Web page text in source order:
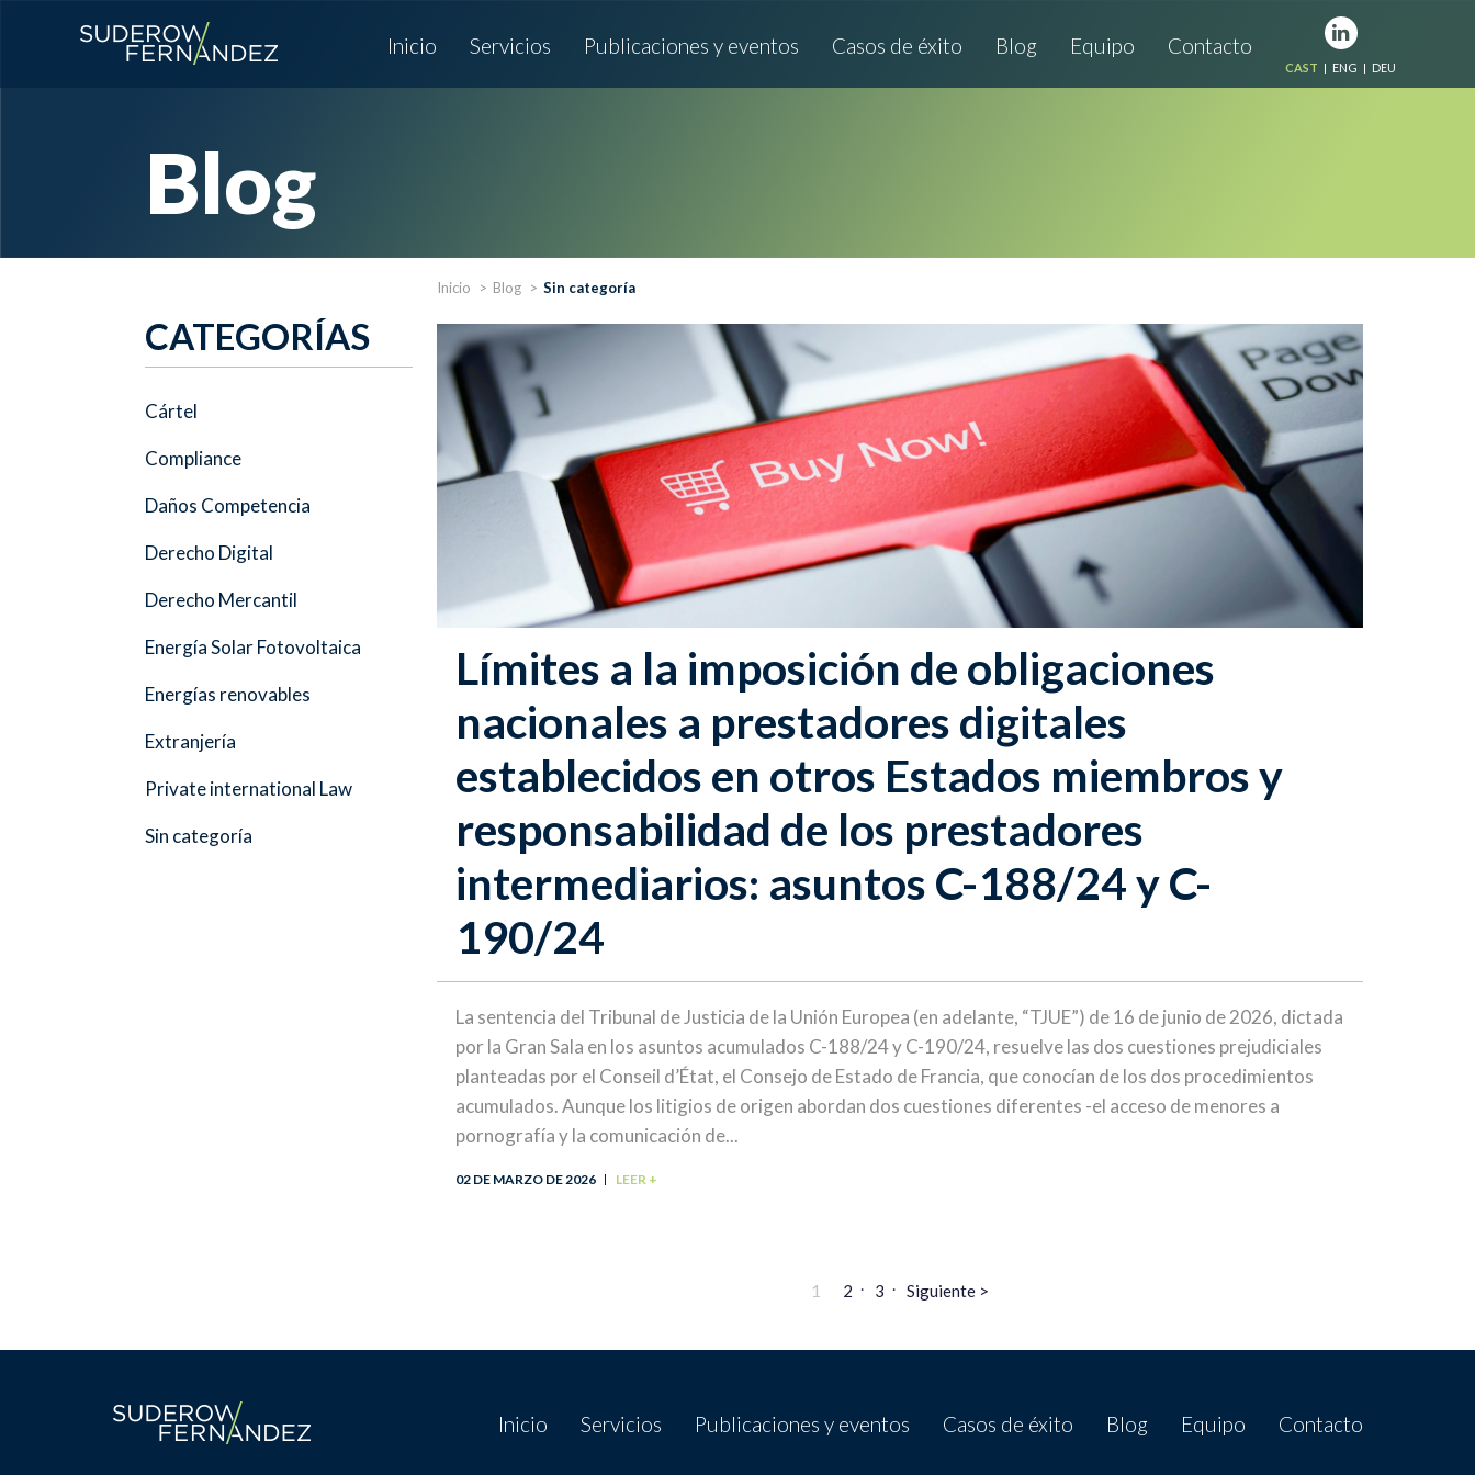
Inicio Servicios Publicaciones y eventos Casos de éxito Blog Equipo Contacto
CAST ENG DEU
Blog
CATEGORÍAS
Cártel
Compliance
Daños Competencia
Derecho Digital
Derecho Mercantil
Energía Solar Fotovoltaica
Energías renovables
Extranjería
Private international Law
Sin categoría
Inicio Blog Sin categoría
Límites a la imposición de obligaciones
nacionales a prestadores digitales
establecidos en otros Estados miembros y
responsabilidad de los prestadores
intermediarios: asuntos C-188/24 y C-
190/24
La sentencia del Tribunal de Justicia de la Unión Europea (en adelante, “TJUE”) de 16 de junio de 2026, dictada
por la Gran Sala en los asuntos acumulados C-188/24 y C-190/24, resuelve las dos cuestiones prejudiciales
planteadas por el Conseil d’État, el Consejo de Estado de Francia, que conocían de los dos procedimientos
acumulados. Aunque los litigios de origen abordan dos cuestiones diferentes -el acceso de menores a
pornografía y la comunicación de...
02 DE MARZO DE 2026 LEER +
1 2 3 Siguiente >
Inicio Servicios Publicaciones y eventos Casos de éxito Blog Equipo Contacto